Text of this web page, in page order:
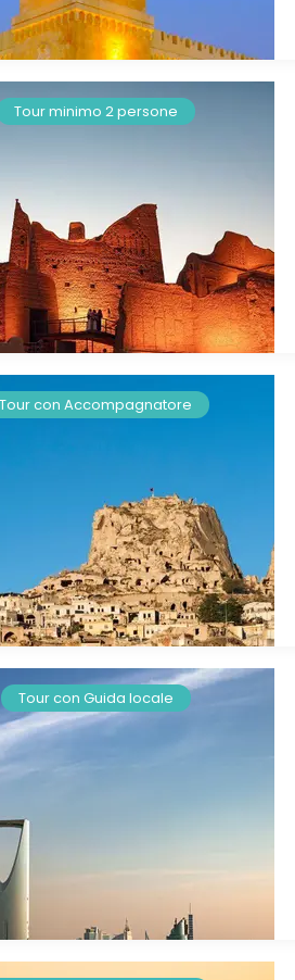
Tour minimo 2 persone
Tour con Accompagnatore
Tour con Guida locale